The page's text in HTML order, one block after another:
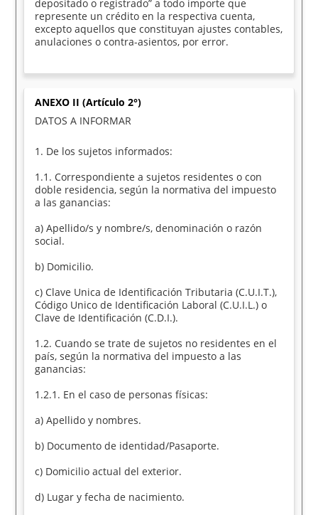
depositado o registrado” a todo importe que
represente un crédito en la respectiva cuenta,
excepto aquellos que constituyan ajustes contables,
anulaciones o contra-asientos, por error.
ANEXO II (Artículo 2°)
DATOS A INFORMAR
1. De los sujetos informados:
1.1. Correspondiente a sujetos residentes o con
doble residencia, según la normativa del impuesto
a las ganancias:
a) Apellido/s y nombre/s, denominación o razón
social.
b) Domicilio.
c) Clave Unica de Identificación Tributaria (C.U.I.T.),
Código Unico de Identificación Laboral (C.U.I.L.) o
Clave de Identificación (C.D.I.).
1.2. Cuando se trate de sujetos no residentes en el
país, según la normativa del impuesto a las
ganancias:
1.2.1. En el caso de personas físicas:
a) Apellido y nombres.
b) Documento de identidad/Pasaporte.
c) Domicilio actual del exterior.
d) Lugar y fecha de nacimiento.